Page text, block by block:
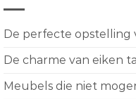
De perfecte opstelling
De charme van eiken
Meubels die niet